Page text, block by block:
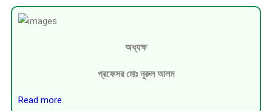
অধ্যক্ষ
প্রফেসর মোঃ নূরুল আলম
Read more